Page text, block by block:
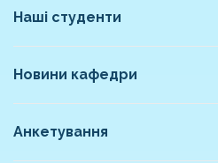
Наші студенти
Новини кафедри
Анкетування